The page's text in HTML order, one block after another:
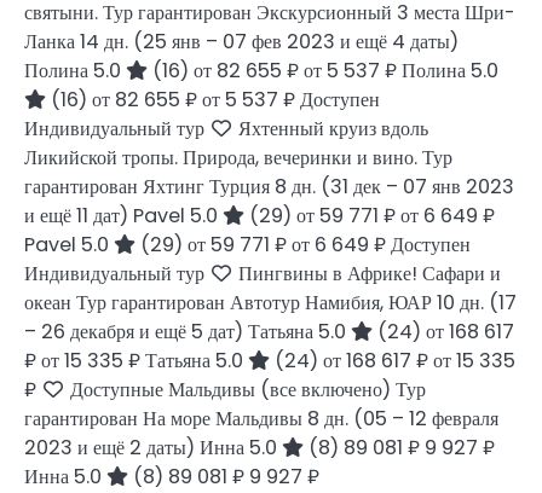
святыни. Тур гарантирован Экскурсионный 3 места Шри-
Ланка14 дн. (25 янв – 07 фев 2023 и ещё 4 даты)
Полина 5.0
(16) от 82 655 ₽от 5 537 ₽Полина 5.0
(16) от 82 655 ₽от 5 537 ₽Доступен
Индивидуальный тур
Яхтенный круиз вдоль
Ликийской тропы. Природа, вечеринки и вино. Тур
гарантирован Яхтинг Турция 8 дн. (31 дек – 07 янв 2023
и ещё 11 дат) Pavel 5.0 (29) от 59 771 ₽от 6 649 ₽
Pavel 5.0
(29) от 59 771 ₽от 6 649 ₽Доступен
Индивидуальный тур
Пингвины в Африке! Сафари и
океан Тур гарантирован Автотур Намибия, ЮАР10 дн. (17
– 26 декабря и ещё 5 дат) Татьяна 5.0 (24) от 168 617
₽от 15 335 ₽Татьяна 5.0 (24) от 168 617 ₽от 15 335
₽
Доступные Мальдивы (все включено) Тур
гарантирован На море Мальдивы 8 дн. (05 – 12 февраля
2023 и ещё 2 даты) Инна 5.0 (8) 89 081 ₽ 9 927 ₽
Инна 5.0
(8) 89 081 ₽ 9 927 ₽